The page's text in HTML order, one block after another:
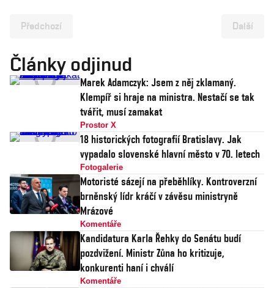
Předchozí Další
Články odjinud
Marek Adamczyk: Jsem z něj zklamaný.
Klempíř si hraje na ministra. Nestačí se tak
tvářit, musí zamakat
Prostor X
18 historických fotografií Bratislavy. Jak
vypadalo slovenské hlavní město v 70. letech
Fotogalerie
Motoristé sázejí na přeběhlíky. Kontroverzní
brněnský lídr kráčí v závěsu ministryně
Mrázové
Komentáře
Kandidatura Karla Řehky do Senátu budí
pozdvižení. Ministr Zůna ho kritizuje,
konkurenti haní i chválí
Komentáře